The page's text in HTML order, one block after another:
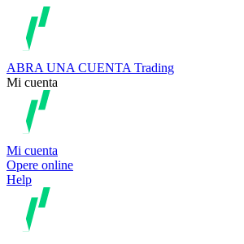
ABRA UNA CUENTA Trading
Mi cuenta
Mi cuenta
Opere online
Help